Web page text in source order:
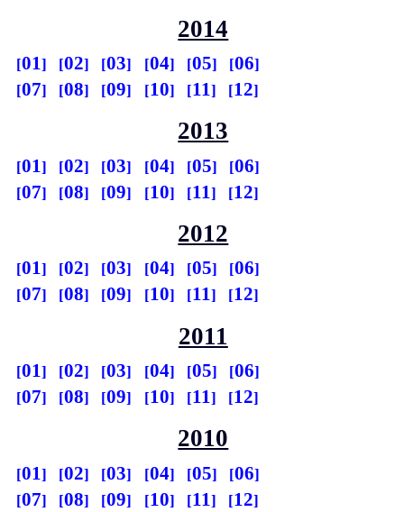
2014
01 02 03 04 05
06
07
08 09 10 11 12
2013
01 02 03 04 05
06
07
08 09 10 11 12
2012
01 02 03 04 05
06
07
08 09 10 11 12
2011
01 02 03 04 05
06
07
08 09 10 11 12
2010
01 02 03 04 05
06
07
08 09 10 11 12